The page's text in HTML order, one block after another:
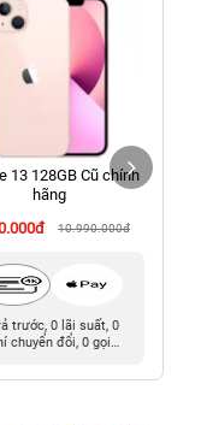
Thọ, TP. Thủ
Dương Cũ)
Chí Minh (TP. Vũng
Minh (Tân Bình
13 128GB Cũ chính
hãng
10.990.000đ
trước, 0 lãi suất, 0
chuyển đổi, 0 gọi